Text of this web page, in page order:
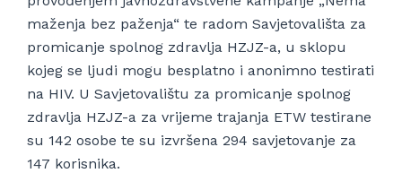
maženja bez paženja“ te radom Savjetovališta za
promicanje spolnog zdravlja HZJZ-a, u sklopu
kojeg se ljudi mogu besplatno i anonimno testirati
na HIV. U Savjetovalištu za promicanje spolnog
zdravlja HZJZ-a za vrijeme trajanja ETW testirane
su 142 osobe te su izvršena 294 savjetovanje za
147 korisnika.